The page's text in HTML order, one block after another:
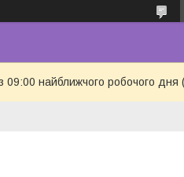
09:00 найближчого робочого дня